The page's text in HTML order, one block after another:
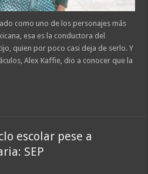
como uno de los personajes más
esa es la conductora del
quien por poco casi deja de serlo. Y
Alex Kaffie, dio a conocer que la
escolar pese a
SEP